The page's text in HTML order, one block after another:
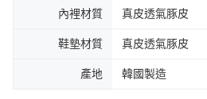
內裡材質 真皮透氣豚皮
鞋墊材質 真皮透氣豚皮
產地 韓國製造